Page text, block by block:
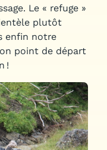
Le « refuge »
plutôt
enfin notre
point de départ
!